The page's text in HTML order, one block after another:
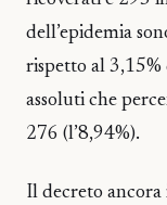
dell’epidemia
rispetto al 3,15%
assoluti che
276 (l’8,94%).
Il decreto ancora